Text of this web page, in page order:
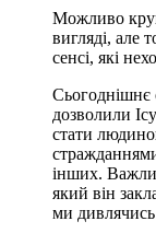
Можливо
вигляді, але
сенсі, які
Сьогоднішнє
дозволили
стати
інших.
який він
ми